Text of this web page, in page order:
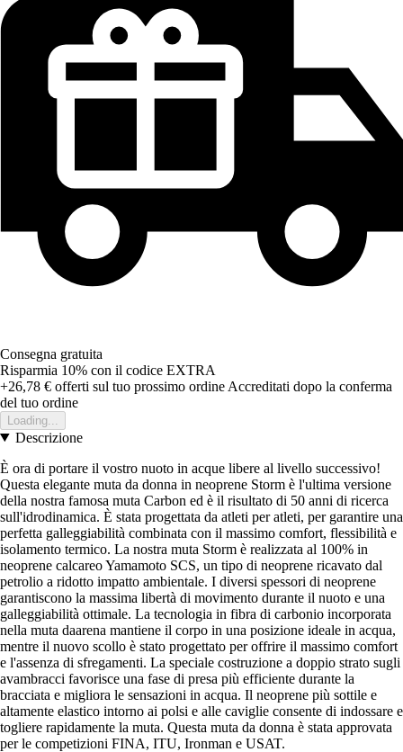
Consegna gratuita
Risparmia 10% con il codice EXTRA
+26,78 € offerti sul tuo prossimo ordine Accreditati dopo la conferma
del tuo ordine
Loading...
Descrizione
È ora di portare il vostro nuoto in acque libere al livello successivo!
Questa elegante muta da donna in neoprene Storm è l'ultima versione
della nostra famosa muta Carbon ed è il risultato di 50 anni di ricerca
sull'idrodinamica. È stata progettata da atleti per atleti, per garantire una
perfetta galleggiabilità combinata con il massimo comfort, flessibilità e
isolamento termico. La nostra muta Storm è realizzata al 100% in
neoprene calcareo Yamamoto SCS, un tipo di neoprene ricavato dal
petrolio a ridotto impatto ambientale. I diversi spessori di neoprene
garantiscono la massima libertà di movimento durante il nuoto e una
galleggiabilità ottimale. La tecnologia in fibra di carbonio incorporata
nella muta daarena mantiene il corpo in una posizione ideale in acqua,
mentre il nuovo scollo è stato progettato per offrire il massimo comfort
e l'assenza di sfregamenti. La speciale costruzione a doppio strato sugli
avambracci favorisce una fase di presa più efficiente durante la
bracciata e migliora le sensazioni in acqua. Il neoprene più sottile e
altamente elastico intorno ai polsi e alle caviglie consente di indossare e
togliere rapidamente la muta. Questa muta da donna è stata approvata
per le competizioni FINA, ITU, Ironman e USAT.